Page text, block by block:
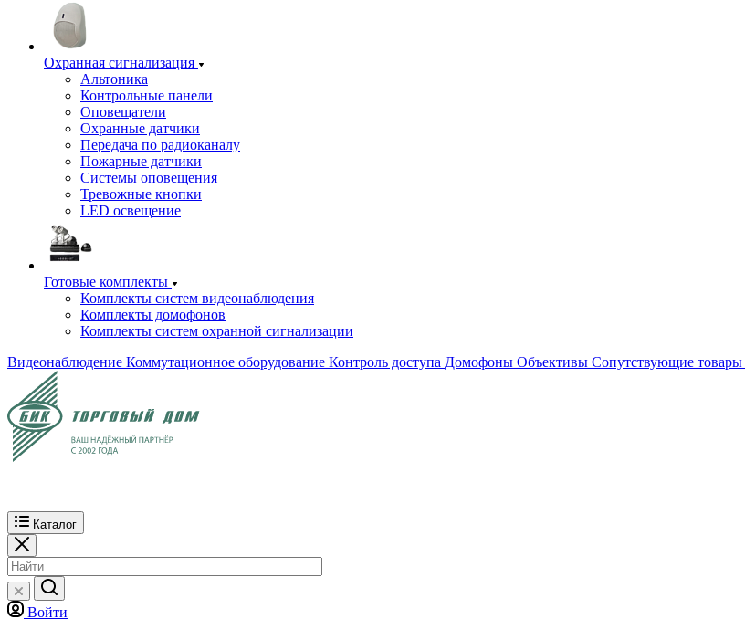
Охранная сигнализация
Альтоника
Контрольные панели
Оповещатели
Охранные датчики
Передача по радиоканалу
Пожарные датчики
Системы оповещения
Тревожные кнопки
LED освещение
Готовые комплекты
Комплекты систем видеонаблюдения
Комплекты домофонов
Комплекты систем охранной сигнализации
Видеонаблюдение Коммутационное оборудование Контроль доступа Домофоны Объективы Сопутствующие товары
Каталог
Войти